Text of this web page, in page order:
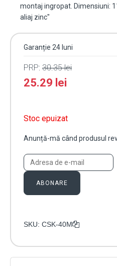
montaj ingropat. Dimensiuni:
aliaj zinc"
Garanție 24 luni
PRP: 30.35lei
25.29 lei
Stoc epuizat
Anunță-mă când produsul
ABONARE
SKU: CSK-40M